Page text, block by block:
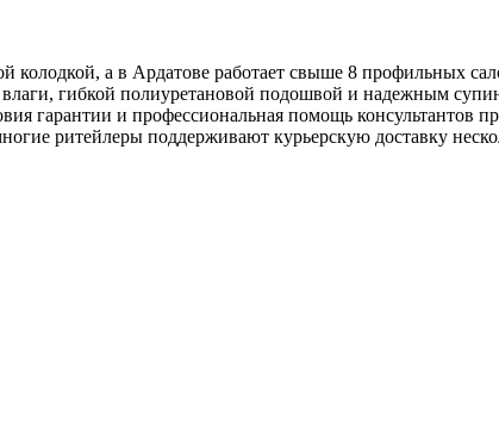
колодкой, а в Ардатове работает свыше 8 профильных
гибкой полиуретановой подошвой и надежным
гарантии и профессиональная помощь консультантов
ритейлеры поддерживают курьерскую доставку